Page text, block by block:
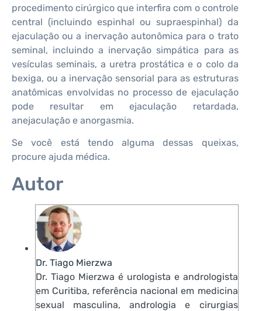
procedimento cirúrgico que interfira com o controle
central (incluindo espinhal ou supraespinhal) da
ejaculação ou a inervação autonômica para o trato
seminal, incluindo a inervação simpática para as
vesículas seminais, a uretra prostática e o colo da
bexiga, ou a inervação sensorial para as estruturas
anatômicas envolvidas no processo de ejaculação
pode resultar em ejaculação retardada,
anejaculação e anorgasmia.
Se você está tendo alguma dessas queixas,
procure ajuda médica.
Autor
Dr. Tiago Mierzwa
Dr. Tiago Mierzwa é urologista e andrologista
em Curitiba, referência nacional em medicina
sexual masculina, andrologia e cirurgias